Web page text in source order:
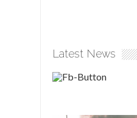
Latest News